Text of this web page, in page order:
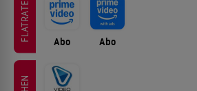
FLATRATE Abo Abo